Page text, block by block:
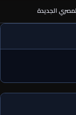
الجديدة